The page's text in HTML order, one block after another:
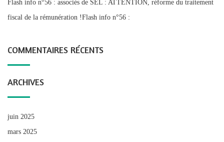
Flash info n°56 : associés de SEL : ATTENTION, réforme du traitement
fiscal de la rémunération !Flash info n°56 :
COMMENTAIRES RÉCENTS
ARCHIVES
juin 2025
mars 2025